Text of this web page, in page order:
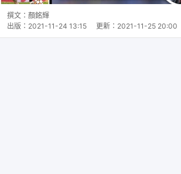
撰文： 顏銘輝
出版： 2021-11-24 13:15 更新： 2021-11-25 20:00